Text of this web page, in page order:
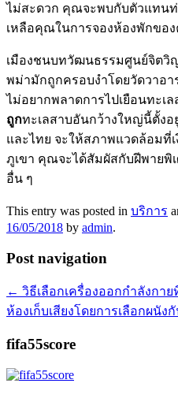
ไม่สะดวก คุณจะพบกับตัวแทน
เหลือคุณในการจองห้องพักขอ
เมืองชนบทวัฒนธรรมศูนย์จิต
พม่ามักถูกครอบงำโดยวัดวาอ
ไม่อยากพลาดการไปเยือนทะเล
ถูกทะเลสาบอันกว้างใหญ่นี้ตั้ง
และไทย จะให้สภาพแวดล้อมที่
ภูเขา คุณจะได้สัมผัสกับฝีพายพิ
อื่น ๆ
This entry was posted in บริการ
16/05/2018 by admin.
Post navigation
← วิธีเลือกเครื่องออกกำลังกา
ห้องเก็บเสียงโดยการเลือกผนังกั
fifa55score